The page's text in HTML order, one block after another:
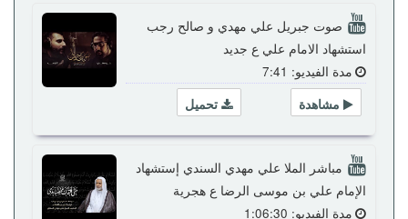
صوت جبريل علي مهدي و صالح رجب
استشهاد الامام علي ع جديد
مدة الفيديو: 7:41
تحميل
مشاهدة
مباشر الملا علي مهدي السندي إستشهاد
الإمام علي بن موسى الرضا ع هجرية
مدة الفيديو: 1:06:30